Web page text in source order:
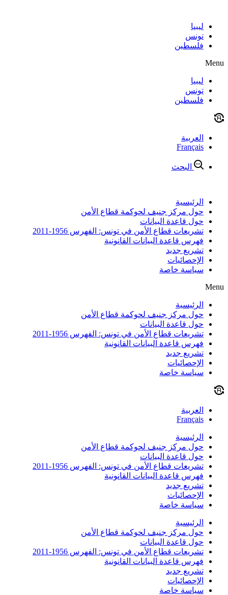
contentليبيا
تونس
فلسطين
Menu
ليبيا
تونس
فلسطين
العربية
Français
البحث
الرئيسية
حول مركز جنيف لحوكمة قطاع الأمن
حول قاعدة البيانات
تشريعات قطاع الأمن في تونس: الفهرس 1956-2011
فهرس قاعدة البيانات القانونية
تشريع جديد
الإحصائيات
سياسة خاصة
Menu
الرئيسية
حول مركز جنيف لحوكمة قطاع الأمن
حول قاعدة البيانات
تشريعات قطاع الأمن في تونس: الفهرس 1956-2011
فهرس قاعدة البيانات القانونية
تشريع جديد
الإحصائيات
سياسة خاصة
العربية
Français
الرئيسية
حول مركز جنيف لحوكمة قطاع الأمن
حول قاعدة البيانات
تشريعات قطاع الأمن في تونس: الفهرس 1956-2011
فهرس قاعدة البيانات القانونية
تشريع جديد
الإحصائيات
سياسة خاصة
الرئيسية
حول مركز جنيف لحوكمة قطاع الأمن
حول قاعدة البيانات
تشريعات قطاع الأمن في تونس: الفهرس 1956-2011
فهرس قاعدة البيانات القانونية
تشريع جديد
الإحصائيات
سياسة خاصة